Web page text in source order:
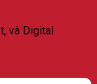
và Digital